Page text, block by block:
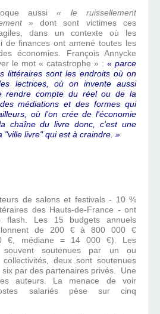
aussi« le ruissellement
»dont sont victimes ces
dans un contexte où les
de finances ont amené toutes les
économies. François Annycke
le mot « catastrophe » : « parce
littéraires sont les endroits où on
lectrices, où on invente aussi
rendre compte du réel ou de la
médiations et des formes qui
où l’on crée de l'économie
chaîne du livre donc, c'est une
"ville livre" qui est à craindre. »
de salons et festivals - 10 %
des Hauts-de-France - ont
flash. Les 15 budgets annuels
de 200 € à 800 000 €
€, médiane = 14 000 €). Les
souvent soutenues par un ou
deux sont soutenues
six par des partenaires privés. Une
auteurs. La menace de voir
salariés pèse sur cinq